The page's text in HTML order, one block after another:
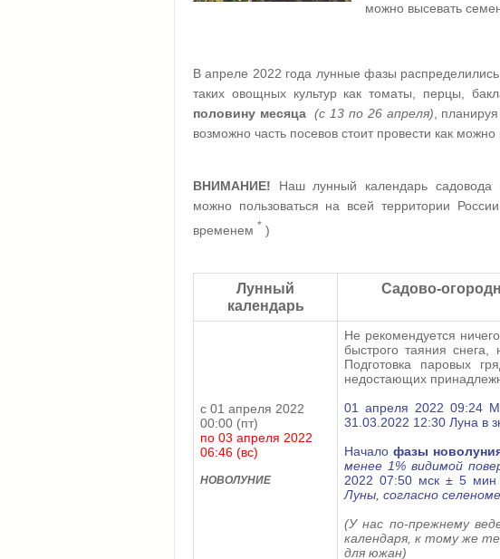
можно высевать
В апреле 2022 года лунные фазы распределились
таких овощных культур как томаты, перцы,
половину месяца (с 13 по 26 апреля) ,
возможно часть посевов стоит провести как можно
ВНИМАНИЕ! Наш лунный календарь садовода
можно пользоваться на всей территории
временем * )
Лунный
календарь
Садово-
с 01 апреля 2022
00:00 (пт)
по 03 апреля 2022
06:46 (вс)
НОВОЛУНИЕ
Не рекомендуется
быстрого таяния снега,
Подготовка паровых
недостающих
01 апреля 2022 09:24
31.03.2022 12:30 Луна в
Начало фазы
менее 1% видимой
2022 07:50 мск ± 5 мин
Луны, согласно
(У нас по-прежнему
календаря, к тому же
для южан)